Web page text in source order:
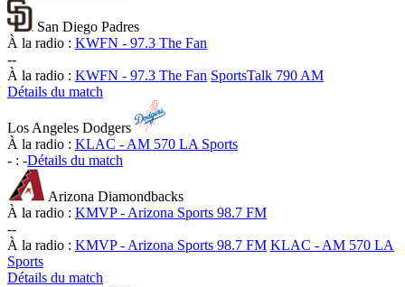
San Diego Padres
À la radio : KWFN - 97.3 The Fan
--
À la radio : KWFN - 97.3 The Fan SportsTalk 790 AM
Détails du match
Los Angeles Dodgers
À la radio : KLAC - AM 570 LA Sports
- : -Détails du match
Arizona Diamondbacks
À la radio : KMVP - Arizona Sports 98.7 FM
--
À la radio : KMVP - Arizona Sports 98.7 FM KLAC - AM 570 LA
Sports
Détails du match